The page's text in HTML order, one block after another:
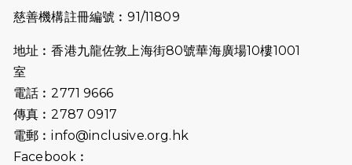
🌟
2025-06-15
會及愛。匯聚商龍會支持！
2025-06-09
《猛龍傳之誰怕誰》電影欣賞 - 感謝
慈善機構註冊編號︰91/11809
地址︰香港九龍佐敦上海街80號華海廣場10樓1001
室
電話︰2771 9666
傳真︰2787 0917
電郵︰info@inclusive.org.hk
Facebook︰